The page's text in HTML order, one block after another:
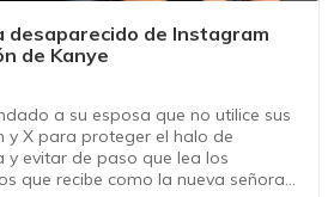
desaparecido de Instagram
de Kanye
a su esposa que no utilice sus
y X para proteger el halo de
y evitar de paso que lea los
que recibe como la nueva señora